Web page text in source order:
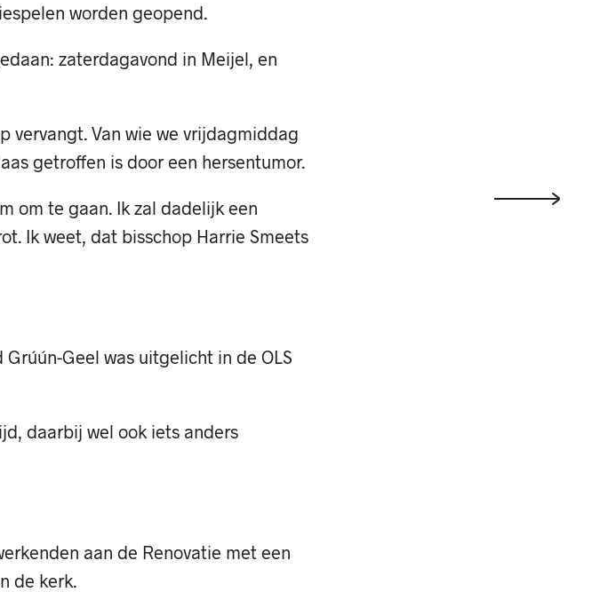
worden geopend.
zaterdagavond in Meijel, en
vervangt. Van wie we vrijdagmiddag
getroffen is door een hersentumor.
om te gaan. Ik zal dadelijk een
Ik weet, dat bisschop Harrie Smeets
Geel was uitgelicht in de OLS
daarbij wel ook iets anders
aan de Renovatie met een
de kerk.